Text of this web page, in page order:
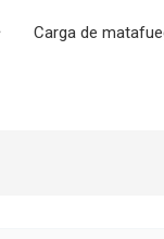
Carga de